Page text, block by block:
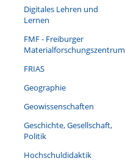
Digitales Lehren und
Lernen
FMF - Freiburger
Materialforschungszentrum
FRIAS
Geographie
Geowissenschaften
Geschichte, Gesellschaft,
Politik
Hochschuldidaktik